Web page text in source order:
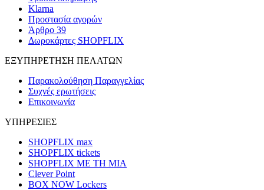
Klarna
Προστασία αγορών
Άρθρο 39
Δωροκάρτες SHOPFLIX
ΕΞΥΠΗΡΕΤΗΣΗ ΠΕΛΑΤΩΝ
Παρακολούθηση Παραγγελίας
Συχνές ερωτήσεις
Επικοινωνία
ΥΠΗΡΕΣΙΕΣ
SHOPFLIX max
SHOPFLIX tickets
SHOPFLIX ΜΕ ΤΗ ΜΙΑ
Clever Point
BOX NOW Lockers